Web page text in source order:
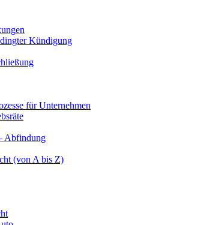
Kündigung
für Unternehmen
Abfindung
(von A bis Z)